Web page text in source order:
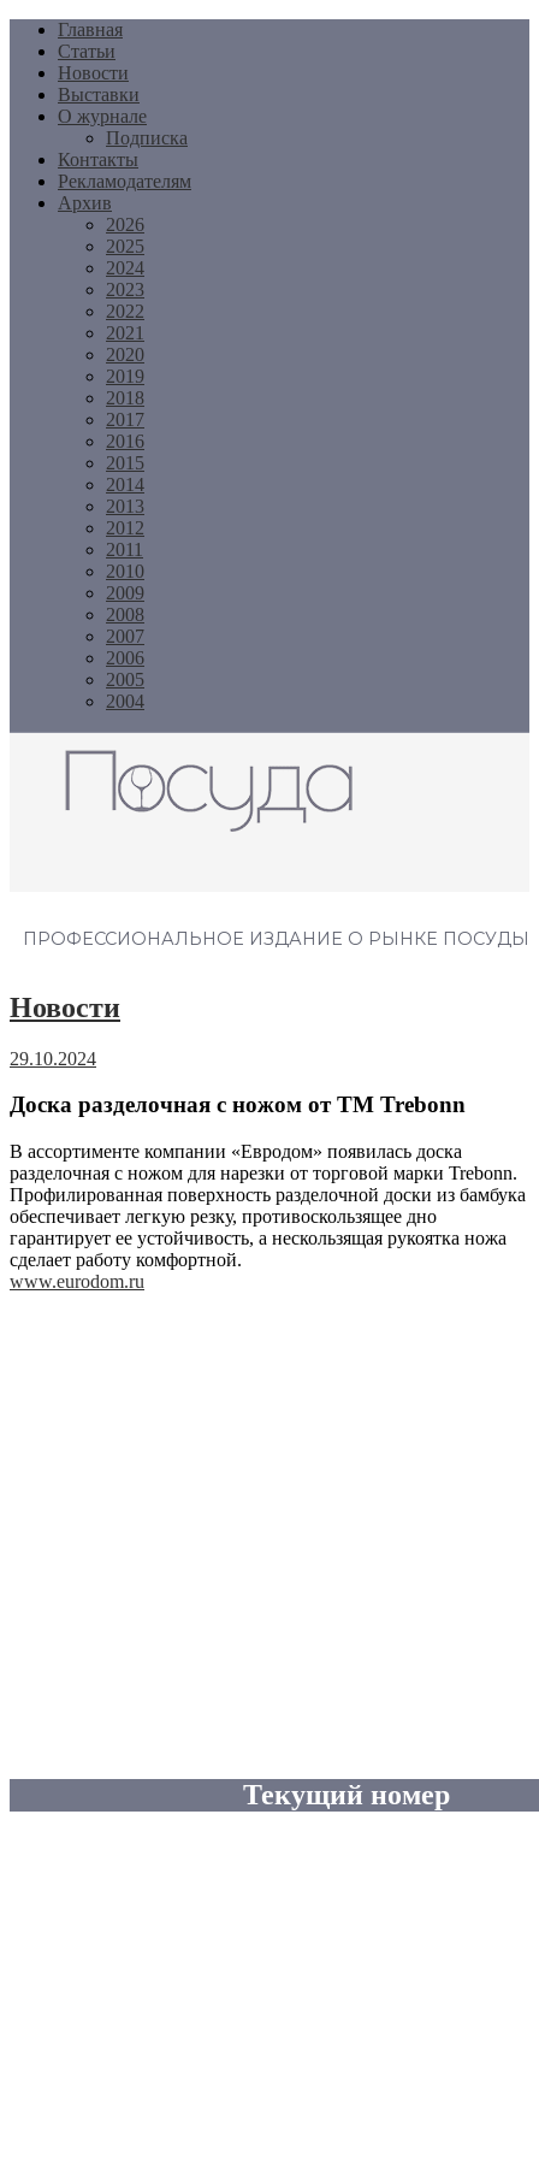
Перейти
содержимому
Главная
Статьи
Новости
Выставки
О журнале
Подписка
Контакты
Рекламодателям
Архив
2026
2025
2024
2023
2022
2021
2020
2019
2018
2017
2016
2015
2014
2013
2012
2011
2010
2009
2008
2007
2006
2005
2004
ПРОФЕССИОНАЛЬНОЕ ИЗДАНИЕ О РЫНКЕ ПОСУДЫ
Новости
29.10.2024
Доска разделочная с ножом от ТМ Trebonn
В ассортименте компании «Евродом» появилась доска
разделочная с ножом для нарезки от торговой марки Trebonn.
Профилированная поверхность разделочной доски из бамбука
обеспечивает легкую резку, противоскользящее дно
гарантирует ее устойчивость, а нескользящая рукоятка ножа
сделает работу комфортной.
www.eurodom.ru
Текущий номер